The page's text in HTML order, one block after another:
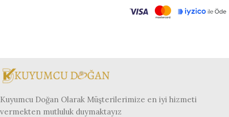
Kuyumcu Doğan Olarak Müşterilerimize en iyi hizmeti
vermekten mutluluk duymaktayız